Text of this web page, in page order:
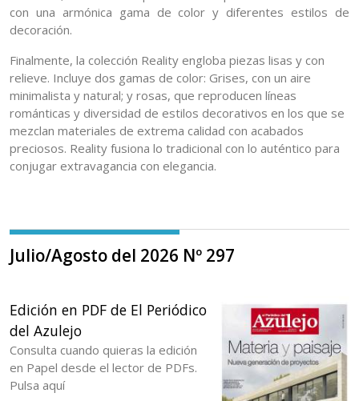
con una armónica gama de color y diferentes estilos de
decoración.
Finalmente, la colección Reality engloba piezas lisas y con
relieve. Incluye dos gamas de color: Grises, con un aire
minimalista y natural; y rosas, que reproducen líneas
románticas y diversidad de estilos decorativos en los que se
mezclan materiales de extrema calidad con acabados
preciosos. Reality fusiona lo tradicional con lo auténtico para
conjugar extravagancia con elegancia.
Julio/Agosto del 2026 Nº 297
Edición en PDF de El Periódico
del Azulejo
Consulta cuando quieras la edición
en Papel desde el lector de PDFs.
Pulsa aquí